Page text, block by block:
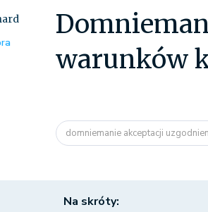
warunków
domniemanie akceptacji
Na skróty: